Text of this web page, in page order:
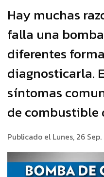
Hay muchas
falla una
diferentes
diagnosticarla.
síntomas
de combustible
Publicado el Lunes, 26